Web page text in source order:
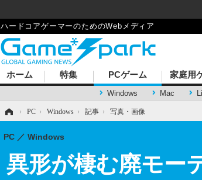
ハードコアゲーマーのためのWebメディア
ホーム 特集 PCゲーム
Windows Mac
家庭用
› PC › Windows › 記事 › 写真・画像
異形が棲む廃モー
PC Windows